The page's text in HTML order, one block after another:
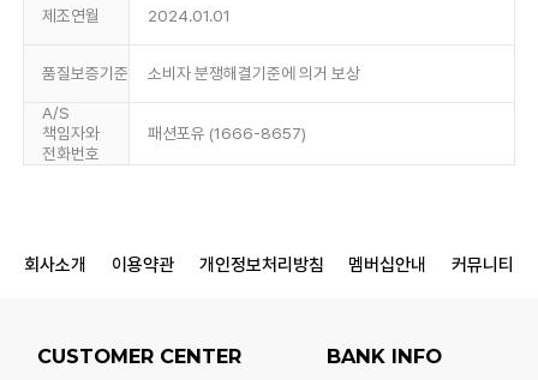
제조연월 2024.01.01
품질보증기준 소비자 분쟁해결기준에 의거 보상
A/S
책임자와
전화번호
패션포유 (1666-8657)
회사소개 이용약관 개인정보처리방침 멤버십안내 커뮤니티
CUSTOMER CENTER BANK INFO